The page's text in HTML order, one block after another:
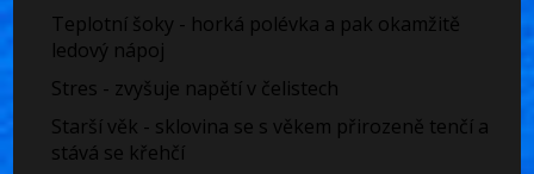
Teplotní šoky - horká polévka a pak okamžitě
ledový nápoj
Stres - zvyšuje napětí v čelistech
Starší věk - sklovina se s věkem přirozeně tenčí a
stává se křehčí